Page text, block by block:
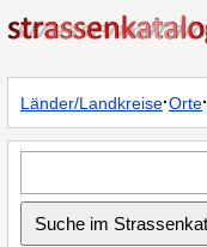
Länder/Landkreise·Orte·